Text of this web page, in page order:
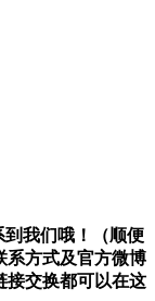
到我们哦！（顺便
系方式及官方微博
接交换都可以在这